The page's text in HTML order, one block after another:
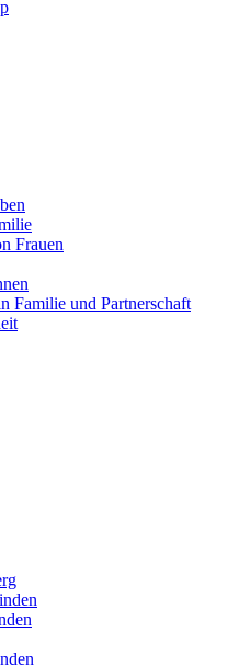
Frauen
Familie und Partnerschaft